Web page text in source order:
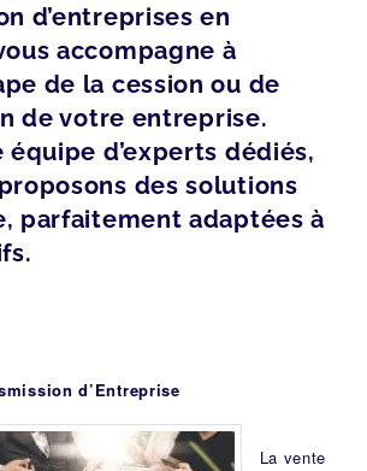
d’entreprises en
accompagne à
de la cession ou de
de votre entreprise.
équipe d’experts dédiés,
des solutions
parfaitement adaptées à
d’Entreprise
La vente